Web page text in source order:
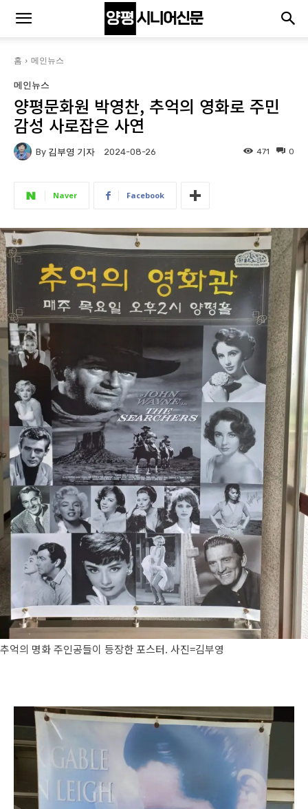
홈 메인뉴스
메인뉴스
양평문화원 박영찬, 추억의 영화로 주민
감성 사로잡은 사연
By 김부영 기자 2024-08-26 0
471
Naver Facebook
추억의 명화 주인공들이 등장한 포스터. 사진=김부영